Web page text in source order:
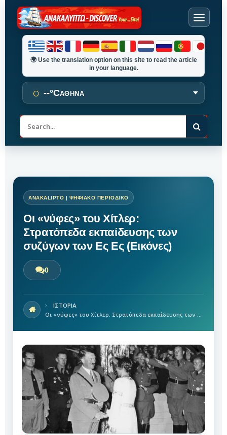
🌍Use the translation option on this site to read the article
in your language.
○ --°CΑΘΗΝΑ
Α
α
ζ
Οι «νύφες» του Χίτλερ:
Στρατόπεδα εκπαίδευσης των
συζύγων των Ες Ες (Εικόνες)
0
ΙΣΤΟΡΙΑ
Οι «νύφες» του Χίτλερ: Στρατόπεδα εκπαίδευσης των συζύγων των Ες Ες (Εικόνες)